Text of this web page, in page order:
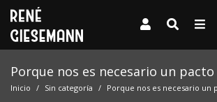
Porque nos es necesario un pacto
Inicio Sin categoría Porque nos es necesario un